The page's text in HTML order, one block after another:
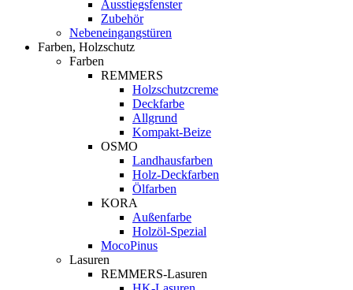
Ausstiegsfenster
Zubehör
Nebeneingangstüren
Farben, Holzschutz
Farben
REMMERS
Holzschutzcreme
Deckfarbe
Allgrund
Kompakt-Beize
OSMO
Landhausfarben
Holz-Deckfarben
Ölfarben
KORA
Außenfarbe
Holzöl-Spezial
MocoPinus
Lasuren
REMMERS-Lasuren